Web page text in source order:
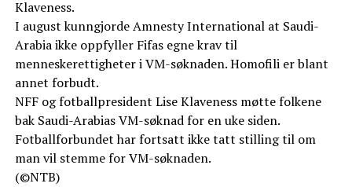
Klaveness.
I august kunngjorde Amnesty International at Saudi-
Arabia ikke oppfyller Fifas egne krav til
menneskerettigheter i VM-søknaden. Homofili er blant
annet forbudt.
NFF og fotballpresident Lise Klaveness møtte folkene
bak Saudi-Arabias VM-søknad for en uke siden.
Fotballforbundet har fortsatt ikke tatt stilling til om
man vil stemme for VM-søknaden.
(©NTB)